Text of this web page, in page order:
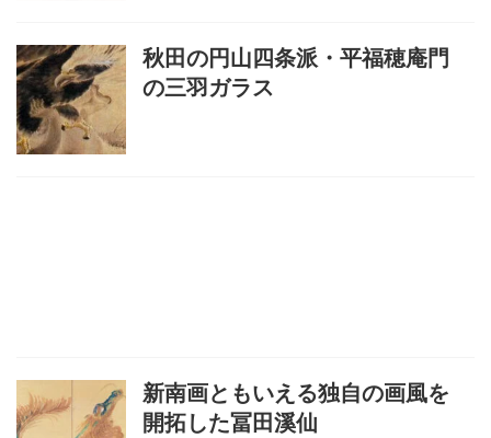
秋田の円山四条派・平福穂庵門
の三羽ガラス
新南画ともいえる独自の画風を
開拓した冨田溪仙